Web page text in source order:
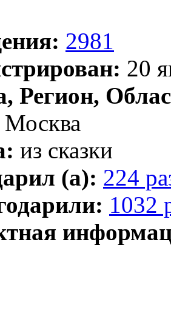
2981
20
Регион,
Москва
из сказки
(а): 224
1032